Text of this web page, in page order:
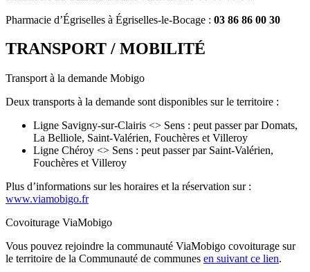
Pharmacie d’Égriselles à Égriselles-le-Bocage : 03 86 86 00 30
TRANSPORT / MOBILITÉ
Transport à la demande Mobigo
Deux transports à la demande sont disponibles sur le territoire :
Ligne Savigny-sur-Clairis <> Sens : peut passer par Domats,
La Belliole, Saint-Valérien, Fouchères et Villeroy
Ligne Chéroy <> Sens : peut passer par Saint-Valérien,
Fouchères et Villeroy
Plus d’informations sur les horaires et la réservation sur :
www.viamobigo.fr
Covoiturage ViaMobigo
Vous pouvez rejoindre la communauté ViaMobigo covoiturage sur
le territoire de la Communauté de communes en suivant ce lien.